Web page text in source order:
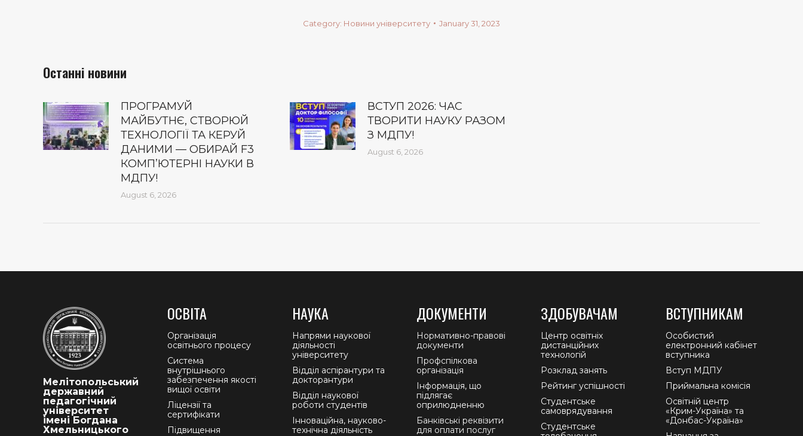
Category: Новини університету January 31, 2023
Останні новини
ПРОГРАМУЙ
МАЙБУТНЄ, СТВОРЮЙ
ТЕХНОЛОГІЇ ТА КЕРУЙ
ДАНИМИ — ОБИРАЙ F3
КОМП’ЮТЕРНІ НАУКИ В
МДПУ!
August 6, 2026
ВСТУП 2026: ЧАС
ТВОРИТИ НАУКУ РАЗОМ
З МДПУ!
August 6, 2026
Мелітопольський
державний
педагогічний
університет
імені Богдана
Хмельницького
ОСВІТА
Організація
освітнього процесу
Система
внутрішнього
забезпечення якості
вищої освіти
Ліцензії та
сертифікати
Підвищення
НАУКА
Напрями наукової
діяльності
університету
Відділ аспірантури та
докторантури
Відділ наукової
роботи студентів
Інноваційна, науково-
технічна діяльність
ДОКУМЕНТИ
Нормативно-правові
документи
Профспілкова
організація
Інформація, що
підлягає
оприлюдненню
Банківські реквізити
для оплати послуг
ЗДОБУВАЧАМ
Центр освітніх
дистанційних
технологій
Розклад занять
Рейтинг успішності
Студентське
самоврядування
Студентське
ВСТУПНИКАМ
Особистий
електронний кабінет
вступника
Вступ МДПУ
Приймальна комісія
Освітній центр
«Крим-Україна» та
«Донбас-Україна»